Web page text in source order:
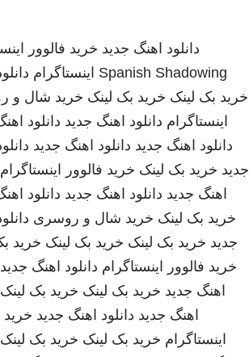
دانلود اهنگ جدید خرید فالوور
Spanish Shadowing اینستاگرام
خرید بک لینک خرید بک لینک خرید شال و
اینستاگرام دانلود اهنگ جدید دانلود
دانلود اهنگ جدید دانلود اهنگ جدید
جدید خرید بک لینک خرید فالوور اینستاگرام
اهنگ جدید دانلود اهنگ جدید دانلود
خرید بک لینک خرید شال و روسری
جدید خرید بک لینک خرید بک لینک خرید
خرید فالوور اینستاگرام دانلود اهنگ جدید
اهنگ جدید خرید بک لینک خرید بک لینک
اهنگ جدید دانلود اهنگ جدید خرید
اینستاگرام خرید بک لینک خرید بک لینک